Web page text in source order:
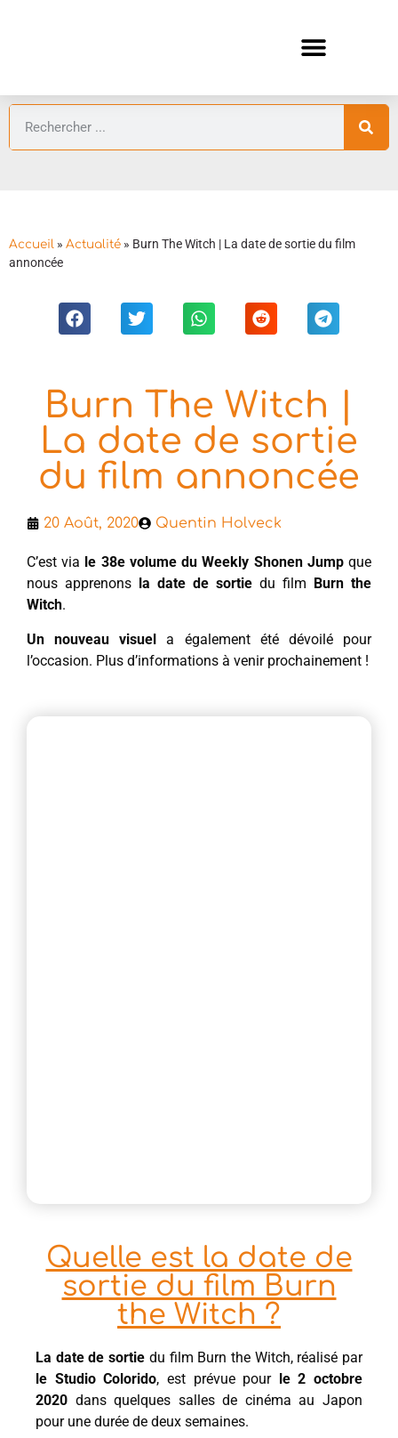
Accueil » Actualité » Burn The Witch | La date de sortie du film
annoncée
Burn The Witch |
La date de sortie
du film annoncée
20 Août, 2020 Quentin Holveck
C’est via le 38e volume du Weekly Shonen Jumpque
nous apprenons la date de sortie du film Burn the
Witch.
Un nouveau visuel a également été dévoilé pour
l’occasion. Plus d’informations à venir prochainement !
Quelle est la date de
sortie du film Burn
the Witch ?
La date de sortie du film Burn the Witch, réalisé par
le Studio Colorido, est prévue pour le 2 octobre
2020 dans quelques salles de cinéma au Japon
pour une durée de deux semaines.